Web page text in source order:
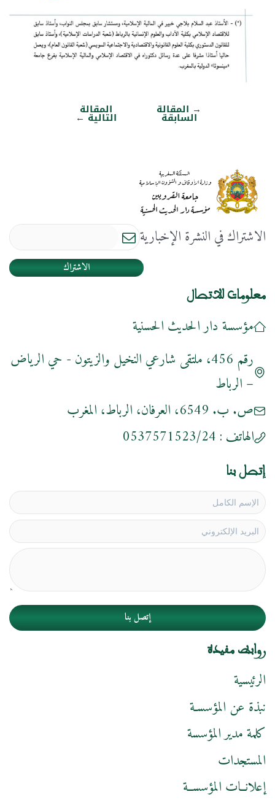
تصفّح→ المقالة
السابقة المقالة
التالية←
الاشتراك في النشرة الإخبارية
الاشتراك
معلومات للاتصال
مؤسسة دار الحديث الحسنية
رقم 456، ملتقى شارعي النخيل والزيتون - حي الرياض
– الرباط
ص. ب. 6549، العرفان، الرباط، المغرب
الهاتف : 0537571523/24
إتصل بنا
إتصل بنا
روابط مفيدة
الرئيسية
نبذة عن المؤسسـة
كلمة مدير المؤسسة
المستجدات
إعلانــات المؤسســة